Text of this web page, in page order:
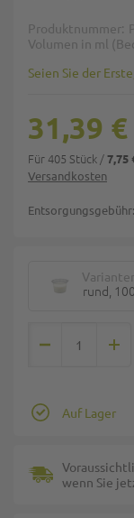
Produktnummer
Volumen in ml
Seien Sie der
Versandkosten
Entsorgungsgebühr:
31,39 €
Für 405 Stück /7,75
rund,
Auf Lager
wenn Sie